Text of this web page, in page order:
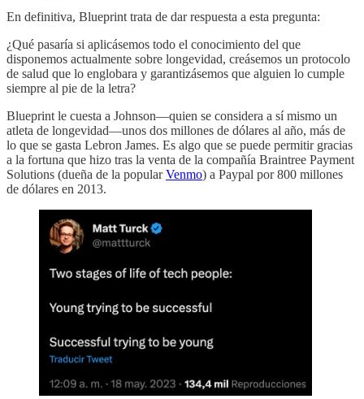
En definitiva, Blueprint trata de dar respuesta a esta pregunta:
¿Qué pasaría si aplicásemos todo el conocimiento del que
disponemos actualmente sobre longevidad, creásemos un protocolo
de salud que lo englobara y garantizásemos que alguien lo cumple
siempre al pie de la letra?
Blueprint le cuesta a Johnson—quien se considera a sí mismo un
atleta de longevidad—unos dos millones de dólares al año, más de
lo que se gasta Lebron James. Es algo que se puede permitir gracias
a la fortuna que hizo tras la venta de la compañía Braintree Payment
Solutions (dueña de la popularVenmo) a Paypal por 800 millones
de dólares en 2013.